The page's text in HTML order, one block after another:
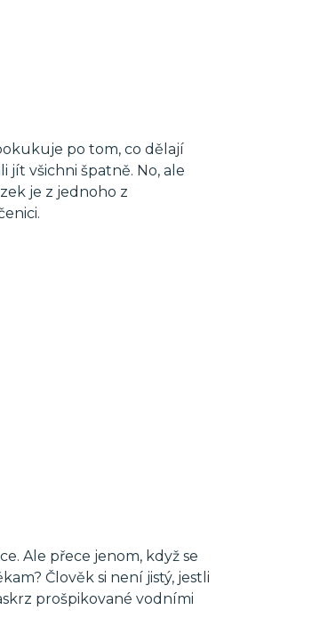
po tom, co dělají
jít všichni špatně. No, ale
je z jednoho z
Ale přece jenom, když se
Člověk si není jistý, jestli
prošpikované vodními